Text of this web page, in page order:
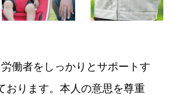
働者をしっかりとサポートす
おります。本人の意思を尊重